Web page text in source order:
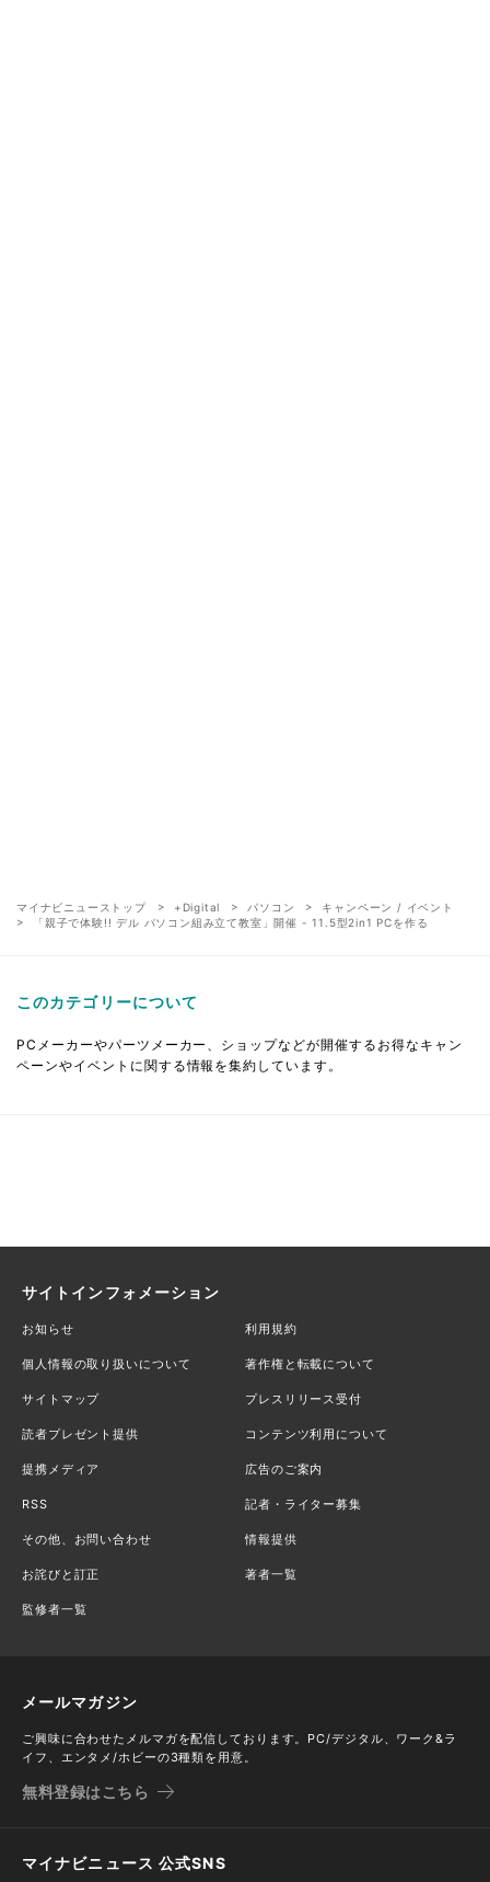
マイナビニューストップ +Digital パソコン
キャンペーン / イベント
「親子で体験!! デル パソコン組み立て教室」開催 - 11.5型2in1 PCを作る
このカテゴリーについて
PCメーカーやパーツメーカー、ショップなどが開催するお得なキャン
ペーンやイベントに関する情報を集約しています。
サイトインフォメーション
お知らせ 利用規約
個人情報の取り扱いについて 著作権と転載について
サイトマップ プレスリリース受付
読者プレゼント提供 コンテンツ利用について
提携メディア 広告のご案内
RSS 記者・ライター募集
その他、お問い合わせ 情報提供
お詫びと訂正 著者一覧
監修者一覧
メールマガジン
ご興味に合わせたメルマガを配信しております。PC/デジタル、ワーク&ラ
イフ、エンタメ/ホビーの3種類を用意。
無料登録はこちら
マイナビニュース 公式SNS